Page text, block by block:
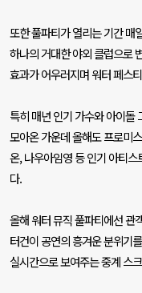
또한 풀파티가 열리는 기간 매
하나의 거대한 야외 클럽으로
효과가 어우러지며 워터 페스
특히 매년 인기 가수와 아이돌
모아온 가운데 올해도 프로미
온,나우아임영 등 인기 아티
다.
올해 워터 뮤직 풀파티에선 관
터건이 공연의 흥겨운 분위기
실시간으로 보여주는 중계 스